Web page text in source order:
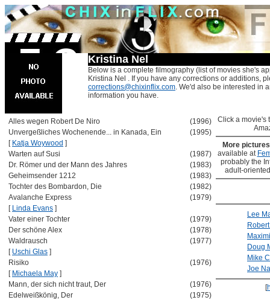
Kristina Nel
Below is a complete filmography (list of movies she's
Kristina Nel . If you have any corrections or additions,
corrections@chixinflix.com. We'd also be interested in
information you have.
Alles wegen Robert De Niro
(1996)
Unvergeßliches Wochenende... in Kanada, Ein
(1995)
[ Katja Woywood ]
Warten auf Susi
(1987)
Dr. Römer und der Mann des Jahres
(1983)
Geheimsender 1212
(1983)
Tochter des Bombardon, Die
(1982)
Avalanche Express
(1979)
[ Linda Evans ]
Vater einer Tochter
(1979)
Der schöne Alex
(1978)
Waldrausch
(1977)
[ Uschi Glas ]
Risiko
(1976)
[ Michaela May ]
Mann, der sich nicht traut, Der
(1976)
Edelweißkönig, Der
(1975)
Click a movie's
More
available at
probably the
adult-
Lee
Doug
Mike
Joe
[